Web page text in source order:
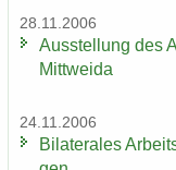
28.11.2006
Aus­stel­lung des
Mitt­wei­da
24.11.2006
Bi­la­te­ra­les